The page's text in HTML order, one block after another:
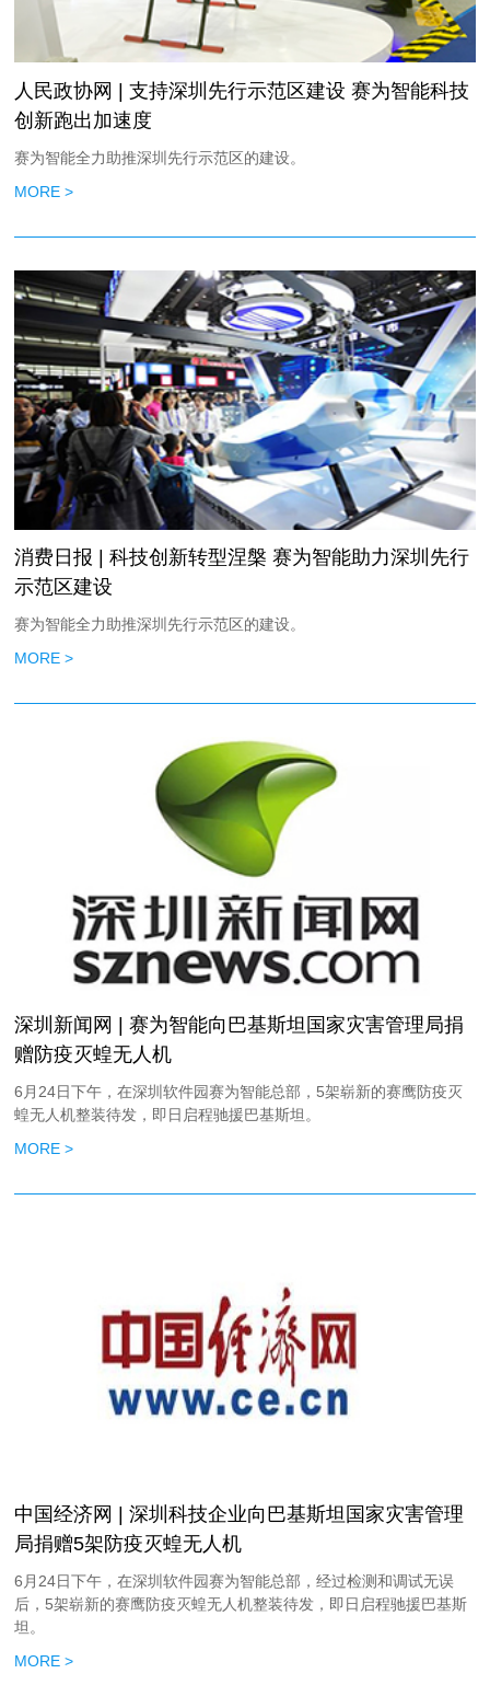
人民政协网 | 支持深圳先行示范区建设 赛为智能科技
创新跑出加速度
赛为智能全力助推深圳先行示范区的建设。
MORE >
消费日报 | 科技创新转型涅槃 赛为智能助力深圳先行
示范区建设
赛为智能全力助推深圳先行示范区的建设。
MORE >
深圳新闻网 | 赛为智能向巴基斯坦国家灾害管理局捐
赠防疫灭蝗无人机
6月24日下午，在深圳软件园赛为智能总部，5架崭新的赛鹰防疫灭
蝗无人机整装待发，即日启程驰援巴基斯坦。
MORE >
中国经济网 | 深圳科技企业向巴基斯坦国家灾害管理
局捐赠5架防疫灭蝗无人机
6月24日下午，在深圳软件园赛为智能总部，经过检测和调试无误
后，5架崭新的赛鹰防疫灭蝗无人机整装待发，即日启程驰援巴基斯
坦。
MORE >